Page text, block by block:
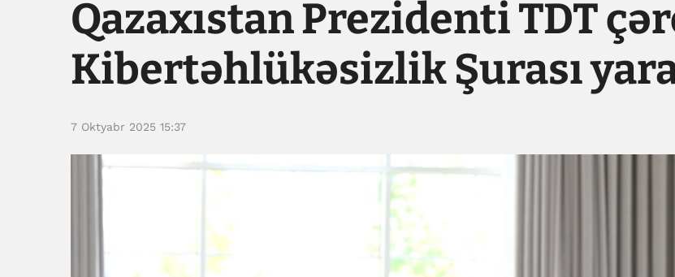
Qazaxıstan Prezidenti TDT
Kibertəhlükəsizlik Şurası
7 Oktyabr 2025 15:37